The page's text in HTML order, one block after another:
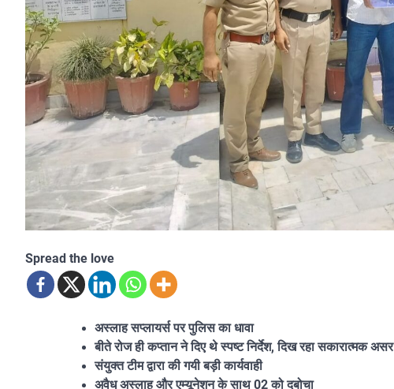
Spread the love
अस्लाह सप्लायर्स पर पुलिस का धावा
बीते रोज ही कप्तान ने दिए थे स्पष्ट निर्देश, दिख रहा सकारात्मक असर
संयुक्त टीम द्वारा की गयी बड़ी कार्यवाही
अवैध अस्लाह और एम्यूनेशन के साथ 02 को दबोचा